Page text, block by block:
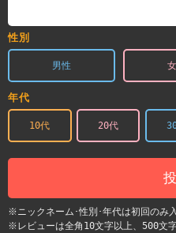
性別
男性
年代
10代 20代
※ニックネーム･性別･年代は初回のみ
※レビューは全角10文字以上、500文